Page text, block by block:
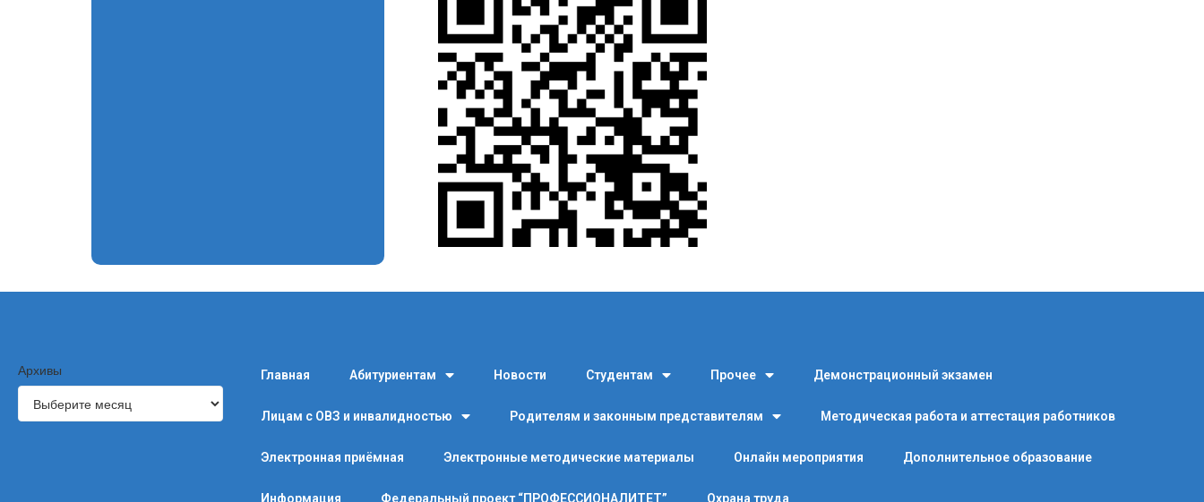
Архивы Главная Абитуриентам Новости Студентам Прочее Демонстрационный экзамен
Лицам с ОВЗ и инвалидностью Родителям и законным представителям Методическая работа и аттестация работников
Электронная приёмная Электронные методические материалы Онлайн мероприятия Дополнительное образование
Информация Федеральный проект “ПРОФЕССИОНАЛИТЕТ” Охрана труда